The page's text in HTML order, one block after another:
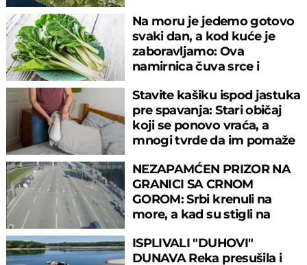
Na moru je jedemo gotovo
svaki dan, a kod kuće je
zaboravljamo: Ova
namirnica čuva srce i
Stavite kašiku ispod jastuka
pre spavanja: Stari običaj
koji se ponovo vraća, a
mnogi tvrde da im pomaže
NEZAPAMĆEN PRIZOR NA
GRANICI SA CRNOM
GOROM: Srbi krenuli na
more, a kad su stigli na
ISPLIVALI "DUHOVI"
DUNAVA Reka presušila i